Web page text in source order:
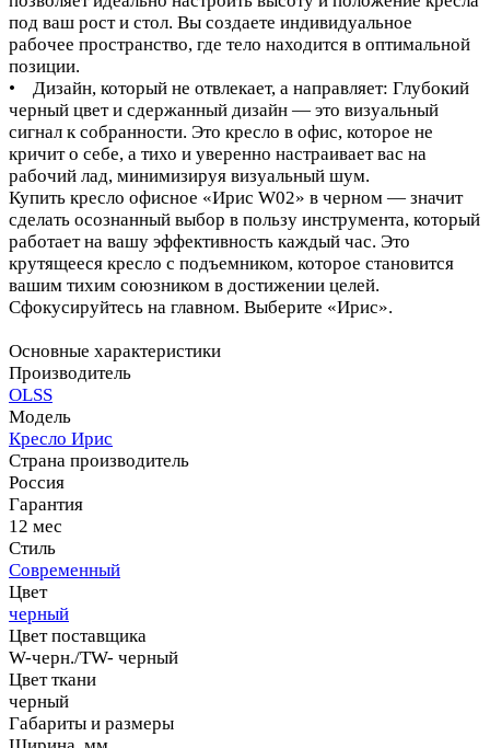
под ваш рост и стол. Вы создаете индивидуальное
рабочее пространство, где тело находится в оптимальной
позиции.
• Дизайн, который не отвлекает, а направляет: Глубокий
черный цвет и сдержанный дизайн — это визуальный
сигнал к собранности. Это кресло в офис, которое не
кричит о себе, а тихо и уверенно настраивает вас на
рабочий лад, минимизируя визуальный шум.
Купить кресло офисное «Ирис W02» в черном — значит
сделать осознанный выбор в пользу инструмента, который
работает на вашу эффективность каждый час. Это
крутящееся кресло с подъемником, которое становится
вашим тихим союзником в достижении целей.
Сфокусируйтесь на главном. Выберите «Ирис».
Основные характеристики
Производитель
OLSS
Модель
Кресло Ирис
Страна производитель
Россия
Гарантия
12 мес
Стиль
Современный
Цвет
черный
Цвет поставщика
W-черн./TW- черный
Цвет ткани
черный
Габариты и размеры